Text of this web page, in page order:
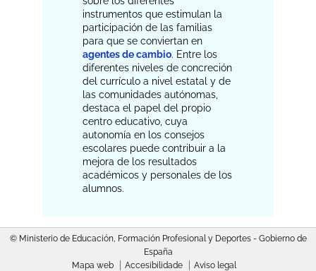
instrumentos que estimulan la
participación de las familias
para que se conviertan en
agentes de cambio. Entre los
diferentes niveles de concreción
del currículo a nivel estatal y de
las comunidades autónomas,
destaca el papel del propio
centro educativo, cuya
autonomía en los consejos
escolares puede contribuir a la
mejora de los resultados
académicos y personales de los
alumnos.
© Ministerio de Educación, Formación Profesional y Deportes - Gobierno de
España
Mapa web
Accesibilidade Aviso legal